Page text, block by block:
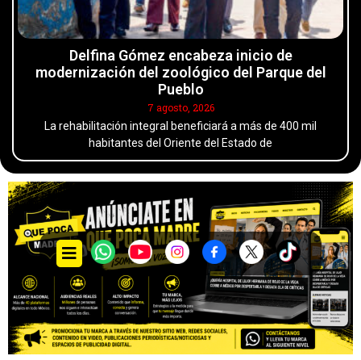
Delfina Gómez encabeza inicio de
modernización del zoológico del Parque del
Pueblo
7 agosto, 2026
La rehabilitación integral beneficiará a más de 400 mil
habitantes del Oriente del Estado de